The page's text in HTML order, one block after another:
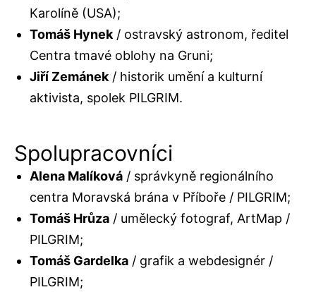
Karolíně (USA);
Tomáš Hynek/ ostravský astronom, ředitel
Centra tmavé oblohy na Gruni;
Jiří Zemánek/ historik umění a kulturní
aktivista, spolek PILGRIM.
Spolupracovníci
Alena Malíková/ správkyně regionálního
centra Moravská brána v Příboře / PILGRIM;
Tomáš Hrůza/ umělecký fotograf, ArtMap /
PILGRIM;
Tomáš Gardelka/ grafik a webdesignér /
PILGRIM;